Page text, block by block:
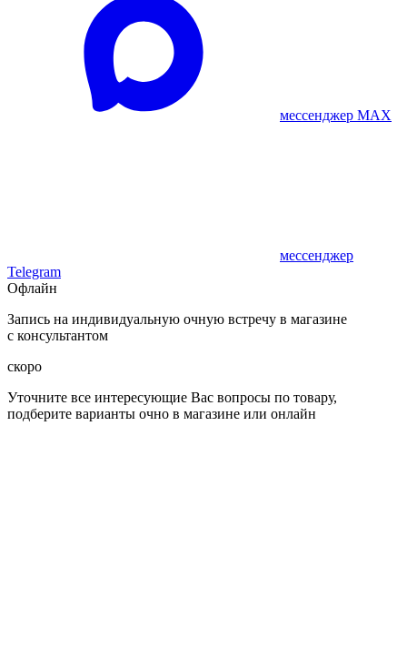
мессенджер MAX
мессенджер
Telegram
Офлайн
Запись на индивидуальную очную встречу в магазине
с консультантом
скоро
Уточните все интересующие Вас вопросы по товару,
подберите варианты очно в магазине или онлайн